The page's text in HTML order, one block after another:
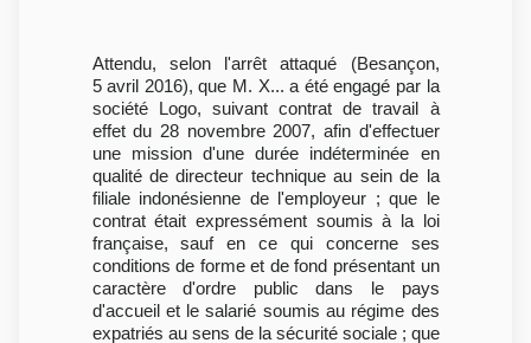
Attendu, selon l'arrêt attaqué (Besançon,
5 avril 2016), que M. X... a été engagé par la
société Logo, suivant contrat de travail à
effet du 28 novembre 2007, afin d'effectuer
une mission d'une durée indéterminée en
qualité de directeur technique au sein de la
filiale indonésienne de l'employeur ; que le
contrat était expressément soumis à la loi
française, sauf en ce qui concerne ses
conditions de forme et de fond présentant un
caractère d'ordre public dans le pays
d'accueil et le salarié soumis au régime des
expatriés au sens de la sécurité sociale ; que